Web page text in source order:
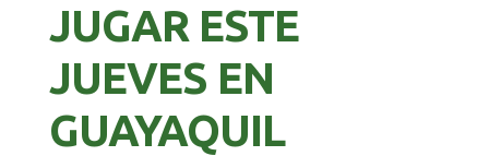
JUGAR ESTE
JUEVES EN
GUAYAQUIL